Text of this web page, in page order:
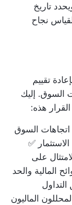
تاريخ
نجاح
تقييم
السوق. إليك
السوق
✅
على
المالية والحد
التداول
الماليون